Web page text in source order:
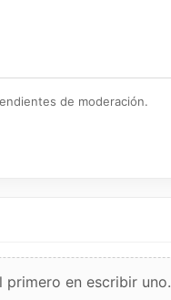
de moderación.
primero en escribir uno.